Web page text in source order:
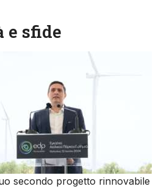
e sfide
secondo progetto rinnovabile